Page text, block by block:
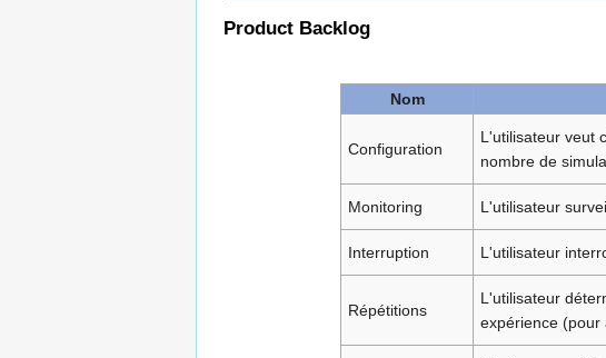
Product Backlog
Nom
Configuration
L'utilisateur veut
nombre de
Monitoring L'utilisateur
Interruption L'utilisateur
Répétitions
L'utilisateur
expérience (pour